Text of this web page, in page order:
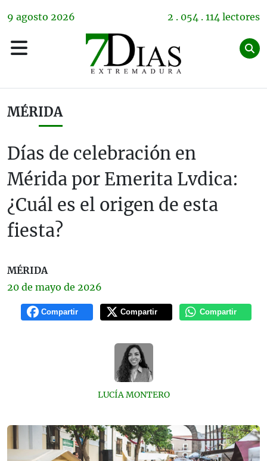
9 agosto 2026 2 . 054 . 114 lectores
MÉRIDA
Días de celebración en
Mérida por Emerita Lvdica:
¿Cuál es el origen de esta
fiesta?
MÉRIDA
20 de mayo de 2026
Compartir Compartir Compartir
LUCÍA MONTERO